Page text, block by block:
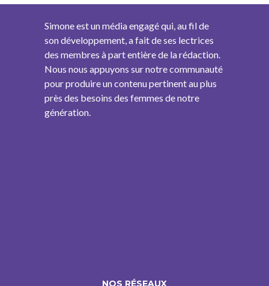
Simone est un média engagé qui, au fil de
son développement, a fait de ses lectrices
des membres à part entière de la rédaction.
Nous nous appuyons sur notre communauté
pour produire un contenu pertinent au plus
près des besoins des femmes de notre
génération.
NOS RÉSEAUX